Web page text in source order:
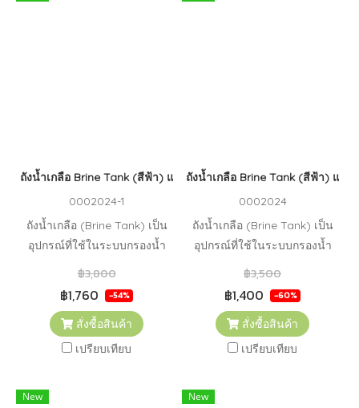
ถังน้ำเกลือ Brine Tank (สีฟ้า) แบบมีลูกลอย ขนาด 100 ลิตร
0002024-1
ถังน้ำเกลือ (Brine Tank) เป็น
อุปกรณ์ที่ใช้ในระบบกรองน้ำ
และการบำบัดน้ำเพื่อจัดเตรียม
ฟื้นฟู (regeneration) ของสาร
กรอง
฿3,800
฿1,760 -54%
สั่งซื้อสินค้า
เปรียบเทียบ
ถังน้ำเกลือ Brine Tank (สีฟ้า) แบ
0002024
ถังน้ำเกลือ (Brine Tank) เป็น
อุปกรณ์ที่ใช้ในระบบกรองน้ำ
และการบำบัดน้ำเพื่อจัดเตรียม
ฟื้นฟู (regeneration) ของสาร
กรอง
฿3,500
฿1,400 -60%
สั่งซื้อสินค้า
เปรียบเทียบ
New New